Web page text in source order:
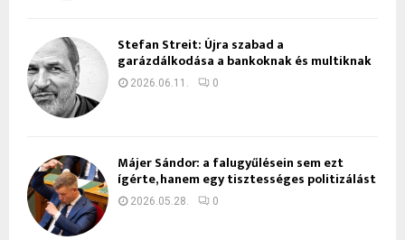
Stefan Streit: Újra szabad a
garázdálkodása a bankoknak és multiknak
2026.06.11. 0
Májer Sándor: a falugyűlésein sem ezt
ígérte, hanem egy tisztességes politizálást
2026.05.28. 0